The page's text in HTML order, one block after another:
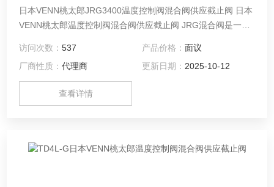
日本VENN桃太郎JRG3400温度控制阀混合阀供应截止阀 日本
VENN桃太郎温度控制阀混合阀供应截止阀 JRG混合阀是一种
度。
访问次数：537 产品价格： 面议
厂商性质：代理商 更新日期： 2025-10-12
查看详情